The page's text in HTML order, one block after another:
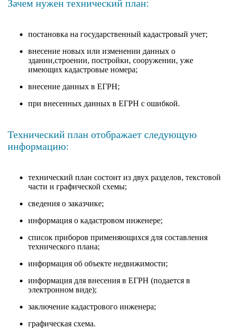
Зачем нужен технический план:
постановка на государственный кадастровый учет;
внесение новых или изменении данных о
здании,строении, постройки, сооружении, уже
имеющих кадастровые номера;
внесение данных в ЕГРН;
при внесенных данных в ЕГРН с ошибкой.
Технический план отображает следующую
информацию:
технический план состоит из двух разделов, текстовой
части и графической схемы;
сведения о заказчике;
информация о кадастровом инженере;
список приборов применяющихся для составления
технического плана;
информация об объекте недвижимости;
информация для внесения в ЕГРН (подается в
электронном виде);
заключение кадастрового инженера;
графическая схема.